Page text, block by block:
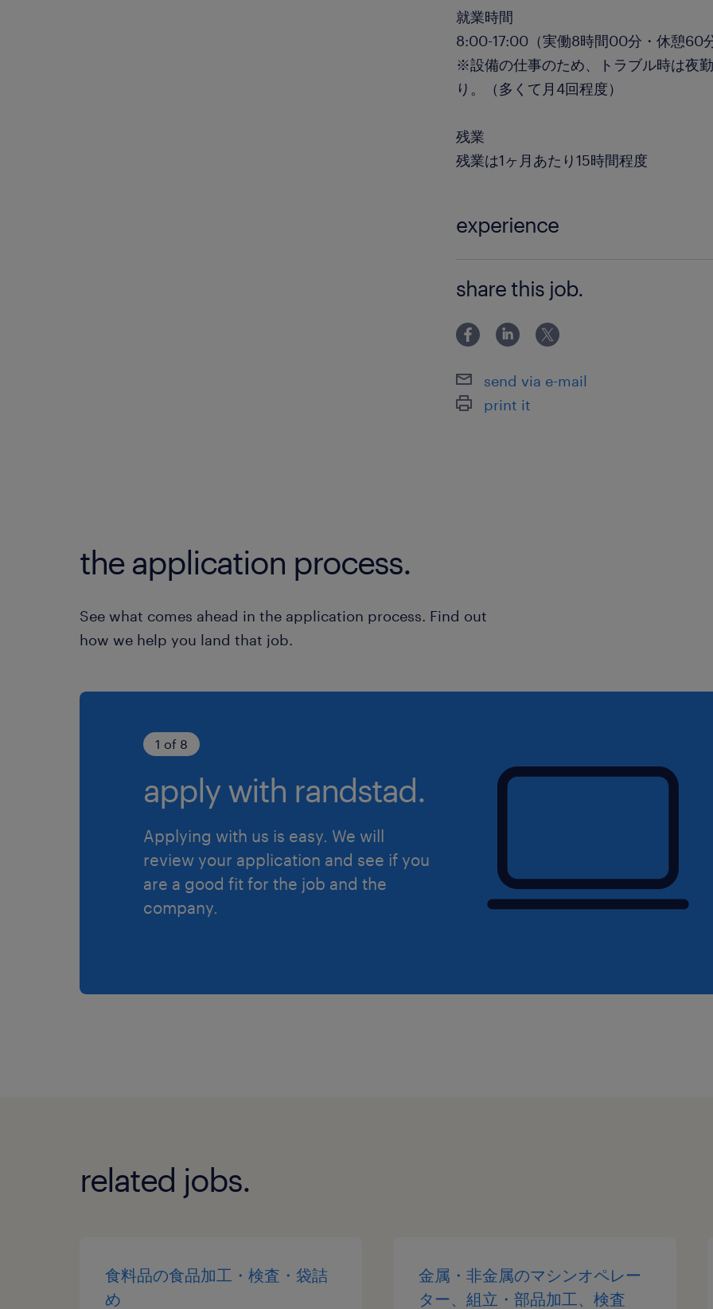
就業時間
8:00-17:00（実働8時間00分・休憩60分
※設備の仕事のため、トラブル時は夜
り。（多くて月4回程度）
残業
残業は1ヶ月あたり15時間程度
experience
工場でのスキルを活かせます◎
share this job.
send via e-mail
print it
the application process.
See what comes ahead in the application process. Find out
how we help you land that job.
1 of 8
apply with randstad.
Applying with us is easy. We will
review your application and see if you
are a good fit for the job and the
company.
related jobs.
食料品の食品加工・検査・袋詰
め
金属・非金属のマシンオペレー
ター、組立・部品加工、検査